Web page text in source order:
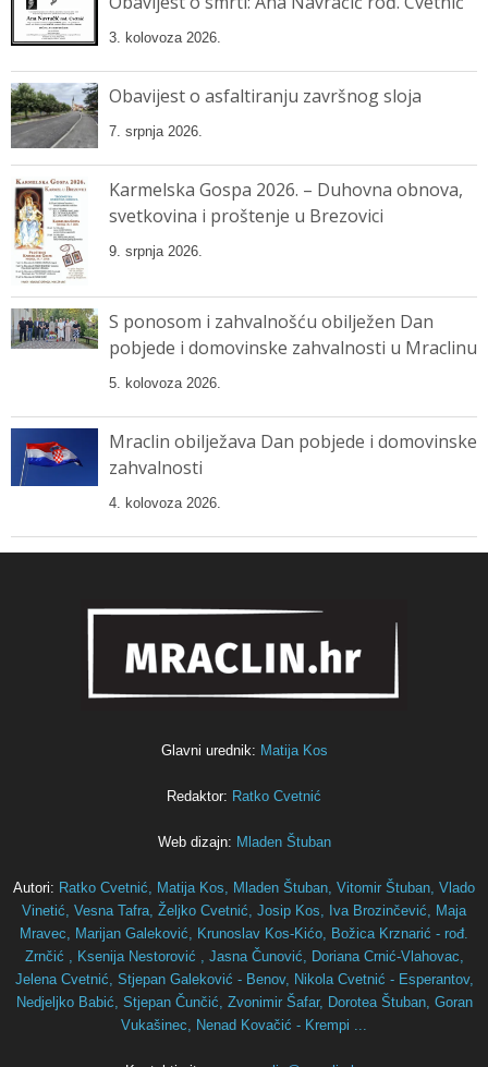
3. kolovoza 2026.
Obavijest o asfaltiranju završnog sloja
7. srpnja 2026.
Karmelska Gospa 2026. – Duhovna obnova,
svetkovina i proštenje u Brezovici
9. srpnja 2026.
S ponosom i zahvalnošću obilježen Dan
pobjede i domovinske zahvalnosti u Mraclinu
5. kolovoza 2026.
Mraclin obilježava Dan pobjede i domovinske
zahvalnosti
4. kolovoza 2026.
Glavni urednik: Matija Kos
Redaktor: Ratko Cvetnić
Web dizajn: Mladen Štuban
Autori: Ratko Cvetnić, Matija Kos, Mladen Štuban, Vitomir Štuban, Vlado
Vinetić, Vesna Tafra, Željko Cvetnić, Josip Kos, Iva Brozinčević,
Maja
Mravec, Marijan Galeković, Krunoslav Kos-Kićo, Božica Krznarić - rođ.
Zrnčić , Ksenija Nestorović , Jasna Čunović, Doriana Crnić-Vlahovac,
Jelena Cvetnić, Stjepan Galeković - Benov, Nikola Cvetnić - Esperantov,
Nedjeljko Babić, Stjepan Čunčić, Zvonimir Šafar, Dorotea Štuban, Goran
Vukašinec, Nenad Kovačić - Krempi ...